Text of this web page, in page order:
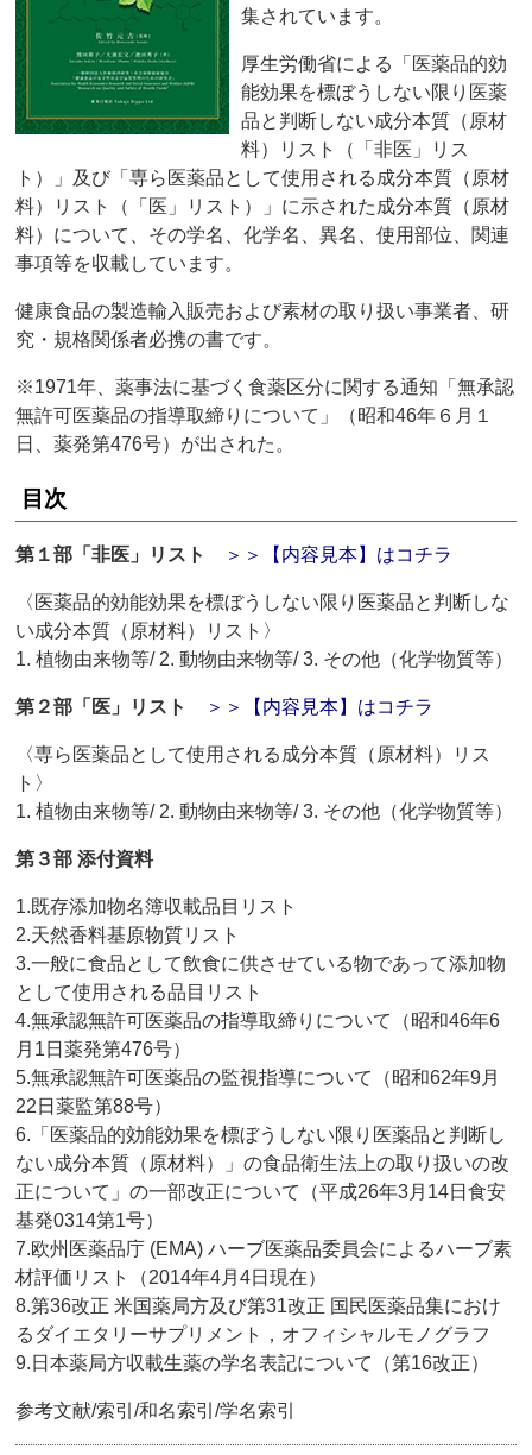
集されています。
厚生労働省による「医薬品的効
能効果を標ぼうしない限り医薬
品と判断しない成分本質（原材
料）リスト（「非医」リス
ト）」及び「専ら医薬品として使用される成分本質（原材
料）リスト（「医」リスト）」に示された成分本質（原材
料）について、その学名、化学名、異名、使用部位、関連
事項等を収載しています。
健康食品の製造輸入販売および素材の取り扱い事業者、研
究・規格関係者必携の書です。
※1971年、薬事法に基づく食薬区分に関する通知「無承認
無許可医薬品の指導取締りについて」（昭和46年６月１
日、薬発第476号）が出された。
目次
第１部「非医」リスト ＞＞【内容見本】はコチラ
〈医薬品的効能効果を標ぼうしない限り医薬品と判断しな
い成分本質（原材料）リスト〉
1. 植物由来物等/ 2. 動物由来物等/ 3. その他（化学物質等）
第２部「医」リスト ＞＞【内容見本】はコチラ
〈専ら医薬品として使用される成分本質（原材料）リス
ト〉
1. 植物由来物等/ 2. 動物由来物等/ 3. その他（化学物質等）
第３部 添付資料
1.既存添加物名簿収載品目リスト
2.天然香料基原物質リスト
3.一般に食品として飲食に供させている物であって添加物
として使用される品目リスト
4.無承認無許可医薬品の指導取締りについて（昭和46年6
月1日薬発第476号）
5.無承認無許可医薬品の監視指導について（昭和62年9月
22日薬監第88号）
6.「医薬品的効能効果を標ぼうしない限り医薬品と判断し
ない成分本質（原材料）」の食品衛生法上の取り扱いの改
正について」の一部改正について（平成26年3月14日食安
基発0314第1号）
7.欧州医薬品庁 (EMA) ハーブ医薬品委員会によるハーブ素
材評価リスト（2014年4月4日現在）
8.第36改正 米国薬局方及び第31改正 国民医薬品集におけ
るダイエタリーサプリメント，オフィシャルモノグラフ
9.日本薬局方収載生薬の学名表記について（第16改正）
参考文献/索引/和名索引/学名索引